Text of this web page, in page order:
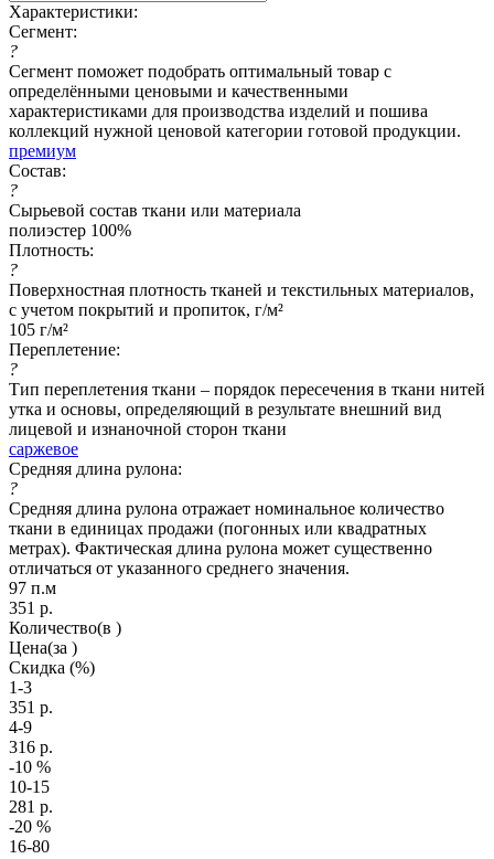
Характеристики:
Сегмент:
?
Сегмент поможет подобрать оптимальный товар с
определёнными ценовыми и качественными
характеристиками для производства изделий и пошива
коллекций нужной ценовой категории готовой продукции.
премиум
Состав:
?
Сырьевой состав ткани или материала
полиэстер 100%
Плотность:
?
Поверхностная плотность тканей и текстильных материалов,
с учетом покрытий и пропиток, г/м²
105 г/м²
Переплетение:
?
Тип переплетения ткани – порядок пересечения в ткани нитей
утка и основы, определяющий в результате внешний вид
лицевой и изнаночной сторон ткани
саржевое
Средняя длина рулона:
?
Средняя длина рулона отражает номинальное количество
ткани в единицах продажи (погонных или квадратных
метрах). Фактическая длина рулона может существенно
отличаться от указанного среднего значения.
97 п.м
351 р.
Количество(в )
Цена(за )
Скидка (%)
1-3
351 р.
4-9
316 р.
-10 %
10-15
281 р.
-20 %
16-80